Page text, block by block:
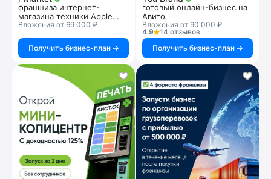
франшиза интернет-
магазина техники Apple
под ключ
Вложения от 69 000 ₽
Получить бизнес-план
готовый онлайн-бизнес на
Авито
Вложения от 90 000 ₽
4.9
14 отзывов
Получить бизнес-план